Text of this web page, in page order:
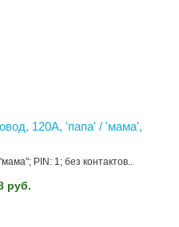
120A, 'папа' / 'мама',
PIN: 1; без контактов..
руб.